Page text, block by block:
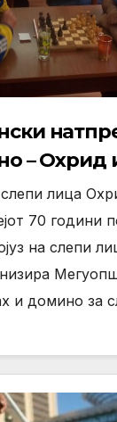
– Охрид
лица
70 години
на слепи
и домино за